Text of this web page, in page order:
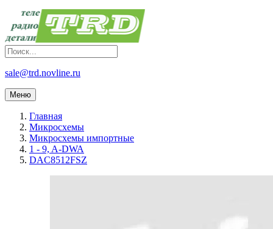
sale@trd.novline.ru
Меню
Главная
Микросхемы
Микросхемы импортные
1 - 9, A-DWA
DAC8512FSZ